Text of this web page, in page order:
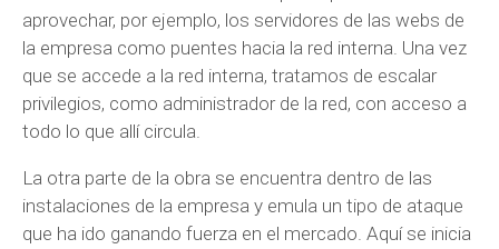
aprovechar, por ejemplo, los servidores de las webs de
la empresa como puentes hacia la red interna. Una vez
que se accede a la red interna, tratamos de escalar
privilegios, como administrador de la red, con acceso a
todo lo que allí circula.
La otra parte de la obra se encuentra dentro de las
instalaciones de la empresa y emula un tipo de ataque
que ha ido ganando fuerza en el mercado. Aquí se inicia